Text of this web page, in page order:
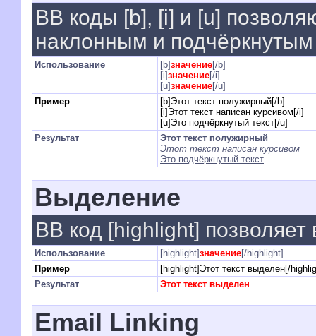
BB коды [b], [i] и [u]
наклонным и подчёркнутым
Использование [b]значение[/b]
[i]значение[/i]
[u]значение[/u]
Пример
[b]Этот текст полужирный[/b]
[i]Этот текст написан курсивом[/i]
[u]Это подчёркнутый текст[/u]
Результат
Этот текст полужирный
Этот текст написан курсивом
Это подчёркнутый текст
Выделение
BB код [highlight]
Использование [highlight]значение[/highlight]
Пример
[highlight]Этот текст выделен[/
Результат
Этот текст выделен
Email Linking